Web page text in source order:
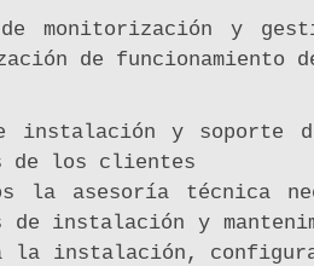
de monitorización y
de funcionamiento
instalación y soporte
de los clientes
la asesoría técnica
instalación y
la instalación,